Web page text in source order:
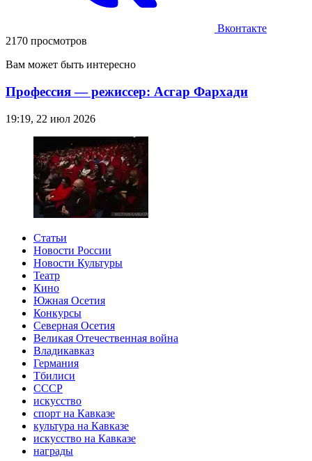
Вконтакте
2170 просмотров
Вам может быть интересно
Профессия — режиссер: Асгар Фархади
19:19, 22 июл 2026
Статьи
Новости России
Новости Культуры
Театр
Кино
Южная Осетия
Конкурсы
Северная Осетия
Великая Отечественная война
Владикавказ
Германия
Тбилиси
СССР
искусство
спорт на Кавказе
культура на Кавказе
искусство на Кавказе
награды